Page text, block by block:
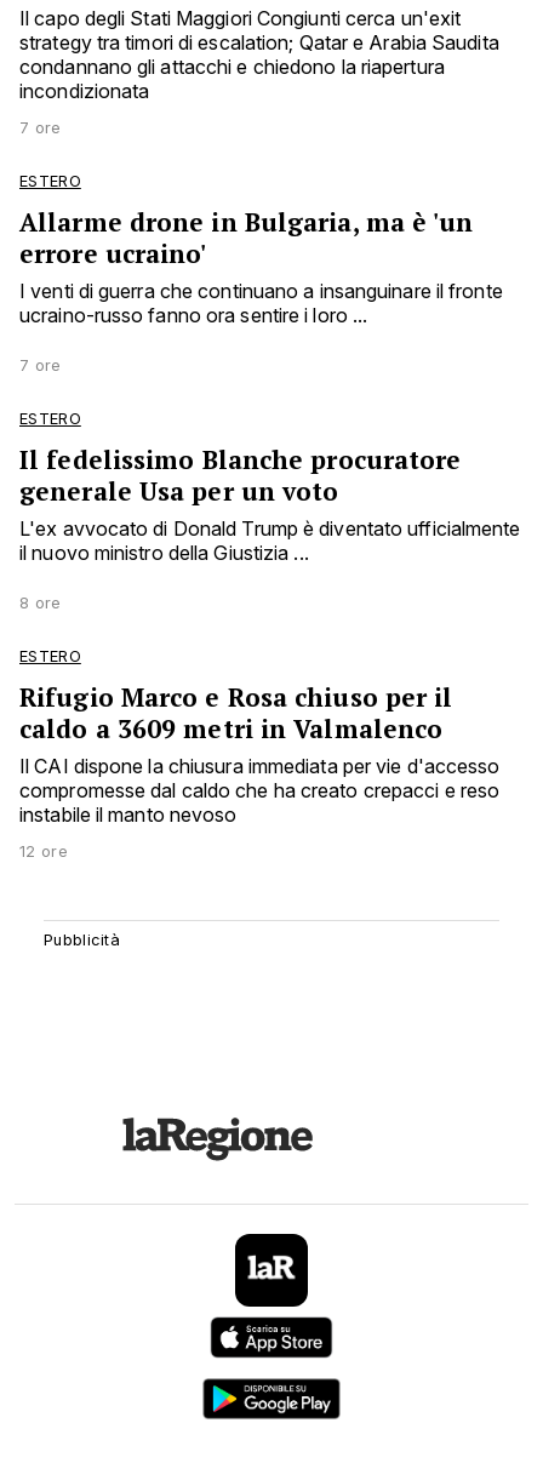
Il capo degli Stati Maggiori Congiunti cerca un'exit
strategy tra timori di escalation; Qatar e Arabia Saudita
condannano gli attacchi e chiedono la riapertura
incondizionata
7 ore
ESTERO
Allarme drone in Bulgaria, ma è 'un
errore ucraino'
I venti di guerra che continuano a insanguinare il fronte
ucraino-russo fanno ora sentire i loro ...
7 ore
ESTERO
Il fedelissimo Blanche procuratore
generale Usa per un voto
L'ex avvocato di Donald Trump è diventato ufficialmente
il nuovo ministro della Giustizia ...
8 ore
ESTERO
Rifugio Marco e Rosa chiuso per il
caldo a 3609 metri in Valmalenco
Il CAI dispone la chiusura immediata per vie d'accesso
compromesse dal caldo che ha creato crepacci e reso
instabile il manto nevoso
12 ore